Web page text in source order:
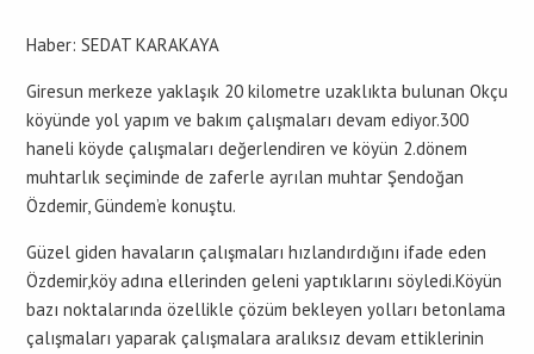
Haber: SEDAT KARAKAYA
Giresun merkeze yaklaşık 20 kilometre uzaklıkta bulunan Okçu
köyünde yol yapım ve bakım çalışmaları devam ediyor.300
haneli köyde çalışmaları değerlendiren ve köyün 2.dönem
muhtarlık seçiminde de zaferle ayrılan muhtar Şendoğan
Özdemir, Gündem’e konuştu.
Güzel giden havaların çalışmaları hızlandırdığını ifade eden
Özdemir,köy adına ellerinden geleni yaptıklarını söyledi.Köyün
bazı noktalarında özellikle çözüm bekleyen yolları betonlama
çalışmaları yaparak çalışmalara aralıksız devam ettiklerinin